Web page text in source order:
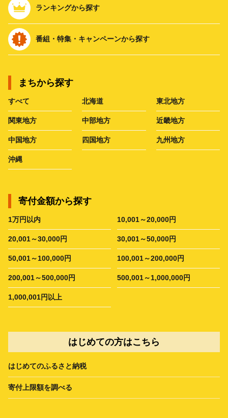
ランキングから探す
番組・特集・キャンペーンから探す
まちから探す
すべて 北海道 東北地方
関東地方 中部地方 近畿地方
中国地方 四国地方 九州地方
沖縄
寄付金額から探す
1万円以内 10,001～20,000円
20,001～30,000円 30,001～50,000円
50,001～100,000円 100,001～200,000円
200,001～500,000円 500,001～1,000,000円
1,000,001円以上
はじめての方はこちら
はじめてのふるさと納税
寄付上限額を調べる